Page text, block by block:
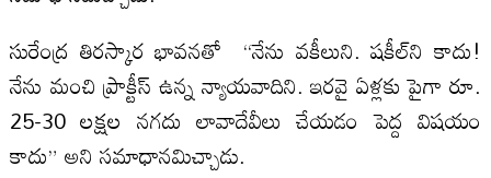
సురేంద్ర తిరస్కార భావనతో “నేను వకీలుని. షకీల్‌ని కాదు!
నేను మంచి ప్రాక్టీస్ ఉన్న న్యాయవాదిని. ఇరవై ఏళ్లకు పైగా రూ.
25-30 లక్షల నగదు లావాదేవీలు చేయడం పెద్ద విషయం
కాదు” అని సమాధానమిచ్చాడు.